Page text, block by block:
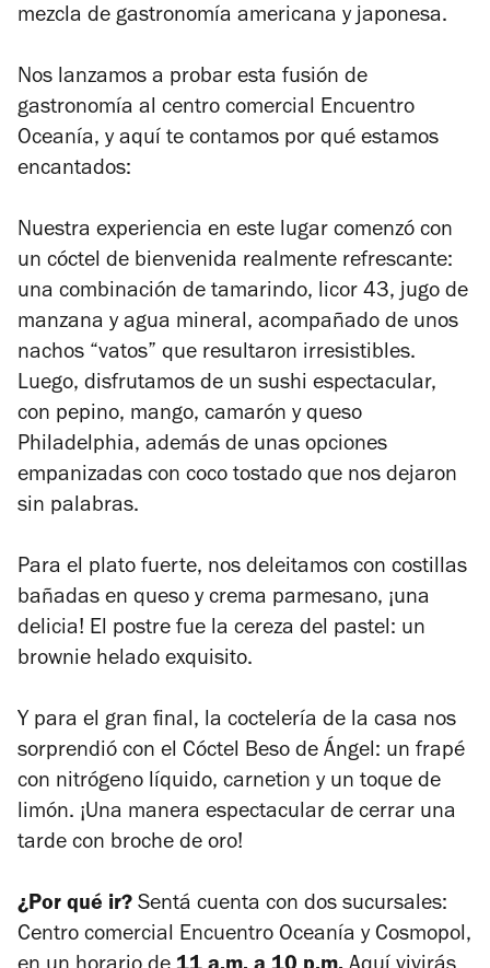
mezcla de gastronomía americana y japonesa.
Nos lanzamos a probar esta fusión de
gastronomía al centro comercial Encuentro
Oceanía, y aquí te contamos por qué estamos
encantados:
Nuestra experiencia en este lugar comenzó con
un cóctel de bienvenida realmente refrescante:
una combinación de tamarindo, licor 43, jugo de
manzana y agua mineral, acompañado de unos
nachos “vatos” que resultaron irresistibles.
Luego, disfrutamos de un sushi espectacular,
con pepino, mango, camarón y queso
Philadelphia, además de unas opciones
empanizadas con coco tostado que nos dejaron
sin palabras.
Para el plato fuerte, nos deleitamos con costillas
bañadas en queso y crema parmesano, ¡una
delicia! El postre fue la cereza del pastel: un
brownie helado exquisito.
Y para el gran final, la coctelería de la casa nos
sorprendió con el Cóctel Beso de Ángel: un frapé
con nitrógeno líquido, carnetion y un toque de
limón. ¡Una manera espectacular de cerrar una
tarde con broche de oro!
¿Por qué ir? Sentá cuenta con dos sucursales:
Centro comercial Encuentro Oceanía y Cosmopol,